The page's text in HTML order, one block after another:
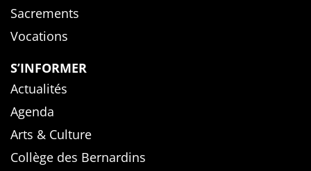
Sacrements
Vocations
S’INFORMER
Actualités
Agenda
Arts & Culture
Collège des Bernardins